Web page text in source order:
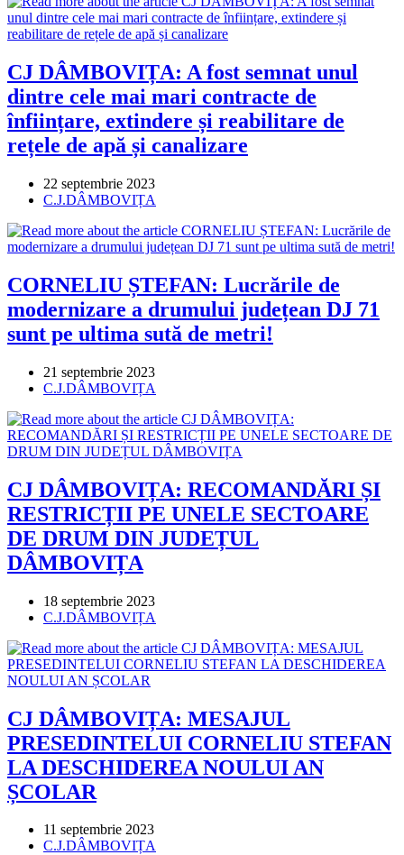
CJ DÂMBOVIȚA: A fost semnat unul
dintre cele mai mari contracte de
înființare, extindere și reabilitare de
rețele de apă și canalizare
Post
published:
22 septembrie 2023
Post
C.J.DÂMBOVIȚA
CORNELIU ȘTEFAN: Lucrările de
modernizare a drumului județean DJ 71
sunt pe ultima sută de metri!
Post
published:
21 septembrie 2023
Post
C.J.DÂMBOVIȚA
CJ DÂMBOVIȚA: RECOMANDĂRI ȘI
RESTRICȚII PE UNELE SECTOARE
DE DRUM DIN JUDEȚUL
DÂMBOVIȚA
Post
published:
18 septembrie 2023
Post
C.J.DÂMBOVIȚA
CJ DÂMBOVIȚA: MESAJUL
PRESEDINTELUI CORNELIU STEFAN
LA DESCHIDEREA NOULUI AN
ȘCOLAR
Post
published:
11 septembrie 2023
Post
C.J.DÂMBOVIȚA